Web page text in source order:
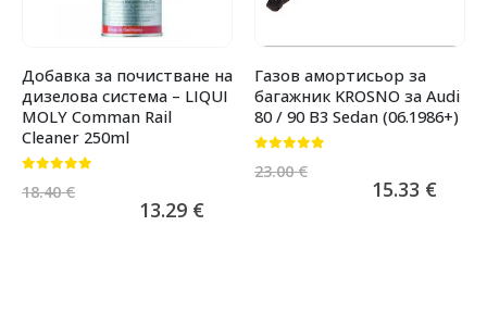
Добавка за почистване на
дизелова система – LIQUI
MOLY Comman Rail
Cleaner 250ml
18.40€
13.29 €
Газов амортисьор за
багажник KROSNO за Audi
80 / 90 B3 Sedan (06.1986+)
23.00€
15.33 €